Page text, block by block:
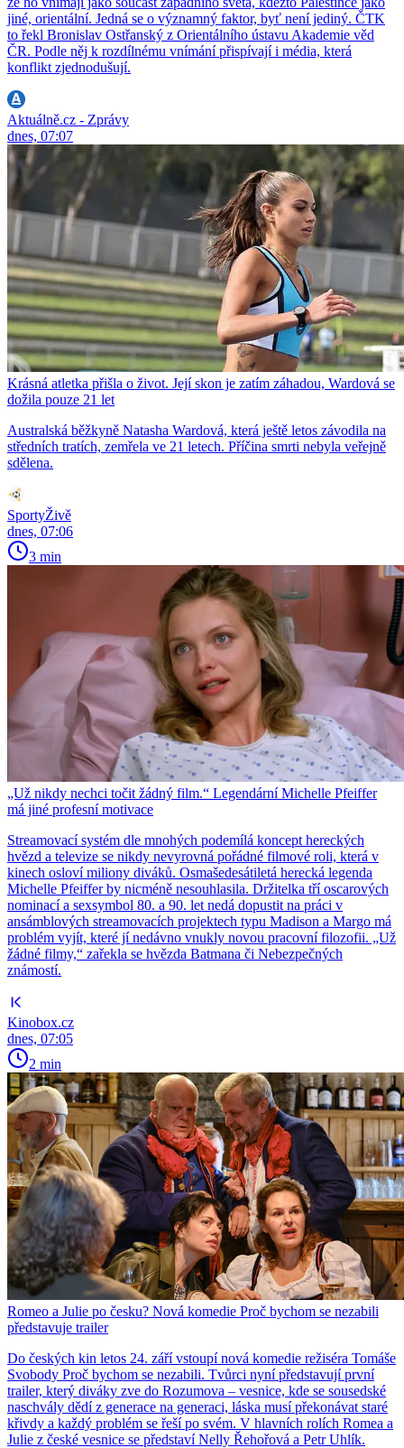
jiné, orientální. Jedná se o významný faktor, byť není jediný. ČTK
to řekl Bronislav Ostřanský z Orientálního ústavu Akademie věd
ČR. Podle něj k rozdílnému vnímání přispívají i média, která
konflikt zjednodušují.
Aktuálně.cz - Zprávy
dnes, 07:07
Krásná atletka přišla o život. Její skon je zatím záhadou, Wardová se
dožila pouze 21 let
Australská běžkyně Natasha Wardová, která ještě letos závodila na
středních tratích, zemřela ve 21 letech. Příčina smrti nebyla veřejně
sdělena.
SportyŽivě
dnes, 07:06
3 min
„Už nikdy nechci točit žádný film.“ Legendární Michelle Pfeiffer
má jiné profesní motivace
Streamovací systém dle mnohých podemílá koncept hereckých
hvězd a televize se nikdy nevyrovná pořádné filmové roli, která v
kinech osloví miliony diváků. Osmašedesátiletá herecká legenda
Michelle Pfeiffer by nicméně nesouhlasila. Držitelka tří oscarových
nominací a sexsymbol 80. a 90. let nedá dopustit na práci v
ansámblových streamovacích projektech typu Madison a Margo má
problém vyjít, které jí nedávno vnukly novou pracovní filozofii. „Už
žádné filmy,“ zařekla se hvězda Batmana či Nebezpečných
známostí.
Kinobox.cz
dnes, 07:05
2 min
Romeo a Julie po česku? Nová komedie Proč bychom se nezabili
představuje trailer
Do českých kin letos 24. září vstoupí nová komedie režiséra Tomáše
Svobody Proč bychom se nezabili. Tvůrci nyní představují první
trailer, který diváky zve do Rozumova – vesnice, kde se sousedské
naschvály dědí z generace na generaci, láska musí překonávat staré
křivdy a každý problém se řeší po svém. V hlavních rolích Romea a
Julie z české vesnice se představí Nelly Řehořová a Petr Uhlík.